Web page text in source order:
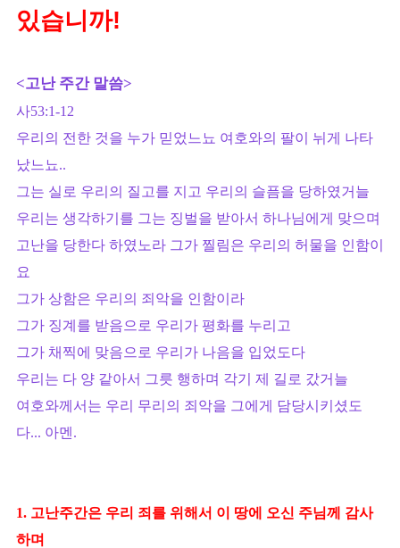
있습니까!
<고난 주간 말씀>
사53:1-12
우리의 전한 것을 누가 믿었느뇨 여호와의 팔이 뉘게 나타
났느뇨..
그는 실로 우리의 질고를 지고 우리의 슬픔을 당하였거늘
우리는 생각하기를 그는 징벌을 받아서 하나님에게 맞으며
고난을 당한다 하였노라 그가 찔림은 우리의 허물을 인함이
요
그가 상함은 우리의 죄악을 인함이라
그가 징계를 받음으로 우리가 평화를 누리고
그가 채찍에 맞음으로 우리가 나음을 입었도다
우리는 다 양 같아서 그릇 행하며 각기 제 길로 갔거늘
여호와께서는 우리 무리의 죄악을 그에게 담당시키셨도
다... 아멘.
1. 고난주간은 우리 죄를 위해서 이 땅에 오신 주님께 감사
하며